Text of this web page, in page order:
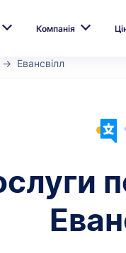
Компанія
Евансвілл